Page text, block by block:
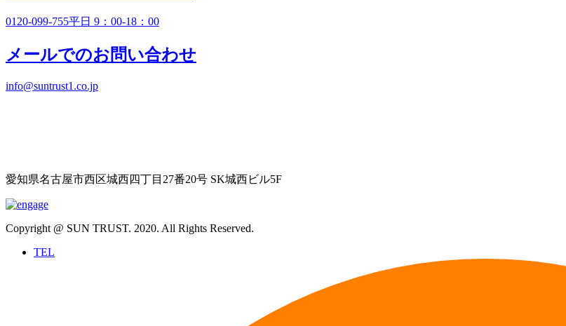
0120-099-755平日 9：00-18：00
メールでのお問い合わせ
info@suntrust1.co.jp
愛知県名古屋市西区城西四丁目27番20号 SK城西ビル5F
Copyright @ SUN TRUST. 2020. All Rights Reserved.
TEL